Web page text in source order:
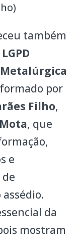
também
Metalúrgica
por
Filho,
, que
e
da
mostram